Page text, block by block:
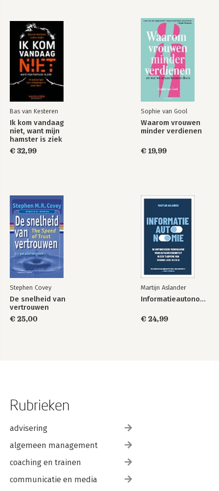
Bas van Kesteren
Ik kom vandaag
niet, want mijn
hamster is ziek
€ 32,99
Sophie van Gool
Waarom vrouwen
minder verdienen
€ 19,99
Stephen Covey
De snelheid van
vertrouwen
€ 25,00
Martijn Aslander
Informatieautonomie
€ 24,99
Rubrieken
advisering
algemeen management
coaching en trainen
communicatie en media